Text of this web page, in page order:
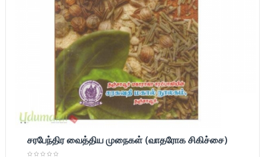
சரபேந்திர வைத்திய முநைகள் (வாதரோக சிகிச்சை)